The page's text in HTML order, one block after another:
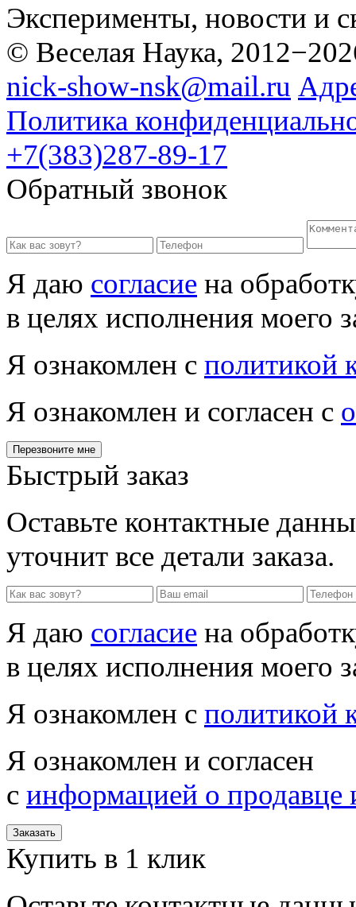
Эксперименты, новости и
© Веселая Наука,
nick-show-nsk@mail.ru
Политика
+7(383)287-89-17
Обратный звонок
Я даю согласие на
в целях исполнения моего
Я ознакомлен с политикой
Я ознакомлен и согласен с
Перезвоните мне
Быстрый заказ
Оставьте контактные
уточнит все детали заказа.
Я даю согласие на
в целях исполнения моего
Я ознакомлен с политикой
Я ознакомлен и согласен
с информацией о продавце
Заказать
Купить в 1 клик